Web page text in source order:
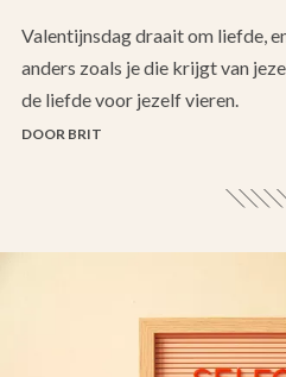
Valentijnsdag draait om liefde,
anders zoals je die krijgt van
de liefde voor jezelf vieren.
DOOR BRIT